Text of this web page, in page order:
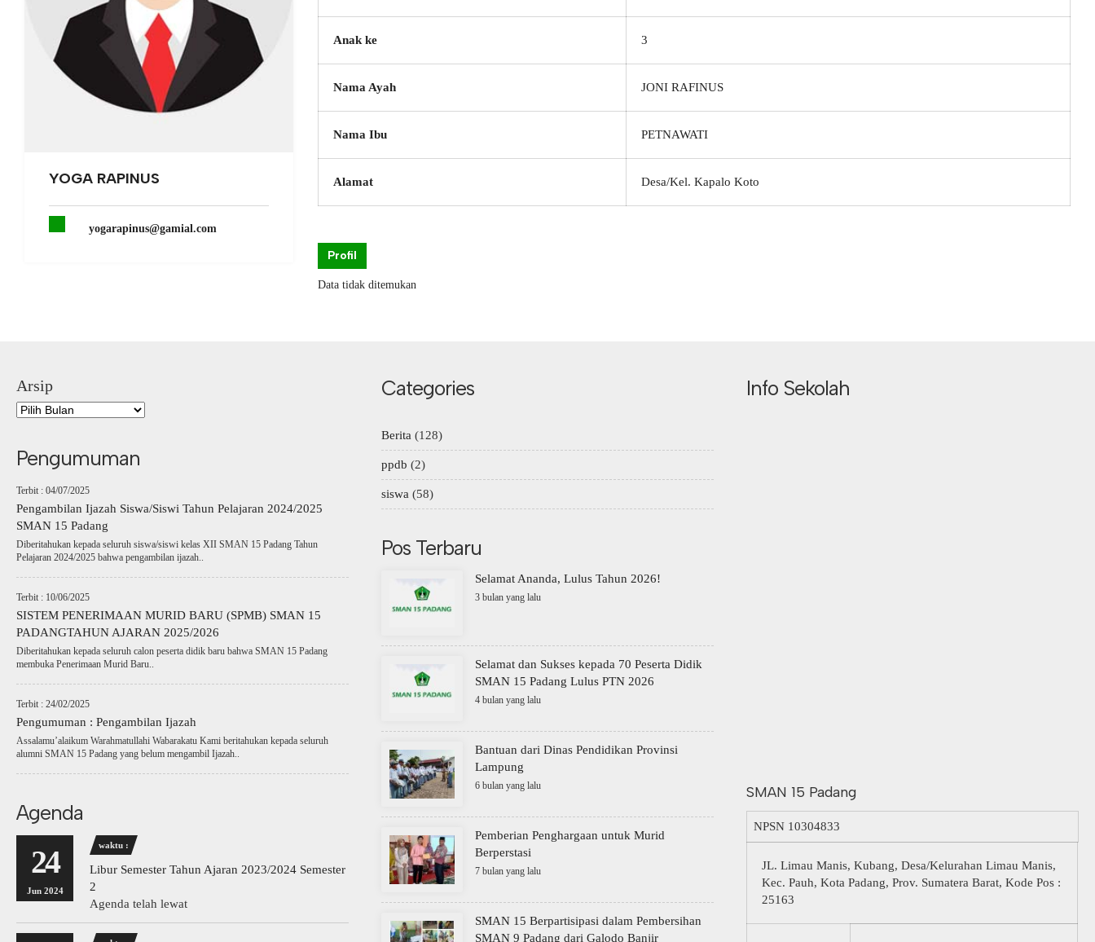
YOGA RAPINUS
yogarapinus@gamial.com
Anak ke 3
Nama Ayah JONI RAFINUS
Nama Ibu PETNAWATI
Alamat Desa/Kel. Kapalo Koto
Profil
Data tidak ditemukan
Arsip
Pengumuman
Terbit : 04/07/2025
Pengambilan Ijazah Siswa/Siswi Tahun Pelajaran 2024/2025
SMAN 15 Padang
Diberitahukan kepada seluruh siswa/siswi kelas XII SMAN 15 Padang Tahun
Pelajaran 2024/2025 bahwa pengambilan ijazah..
Terbit : 10/06/2025
SISTEM PENERIMAAN MURID BARU (SPMB) SMAN 15
PADANGTAHUN AJARAN 2025/2026
Diberitahukan kepada seluruh calon peserta didik baru bahwa SMAN 15 Padang
membuka Penerimaan Murid Baru..
Terbit : 24/02/2025
Pengumuman : Pengambilan Ijazah
Assalamu’alaikum Warahmatullahi Wabarakatu Kami beritahukan kepada seluruh
alumni SMAN 15 Padang yang belum mengambil Ijazah..
Agenda
24
Jun 2024
waktu :
Libur Semester Tahun Ajaran 2023/2024 Semester
2
Agenda telah lewat
Categories
Berita (128)
ppdb (2)
siswa (58)
Pos Terbaru
Selamat Ananda, Lulus Tahun 2026!
3 bulan yang lalu
Selamat dan Sukses kepada 70 Peserta Didik
SMAN 15 Padang Lulus PTN 2026
4 bulan yang lalu
Bantuan dari Dinas Pendidikan Provinsi
Lampung
6 bulan yang lalu
Pemberian Penghargaan untuk Murid
Berperstasi
7 bulan yang lalu
SMAN 15 Berpartisipasi dalam Pembersihan
SMAN 9 Padang dari Galodo Banjir
Info Sekolah
SMAN 15 Padang
NPSN 10304833
JL. Limau Manis, Kubang, Desa/Kelurahan Limau Manis,
Kec. Pauh, Kota Padang, Prov. Sumatera Barat, Kode Pos :
25163